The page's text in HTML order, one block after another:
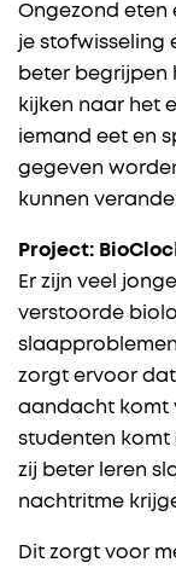
Ongezond eten
je stofwisseling
beter begrijpen
kijken naar het
iemand eet en
gegeven
kunnen
Project:
Er zijn veel
verstoorde
zorgt ervoor
aandacht komt
studenten komt
zij beter leren
nachtritme
Dit zorgt voor